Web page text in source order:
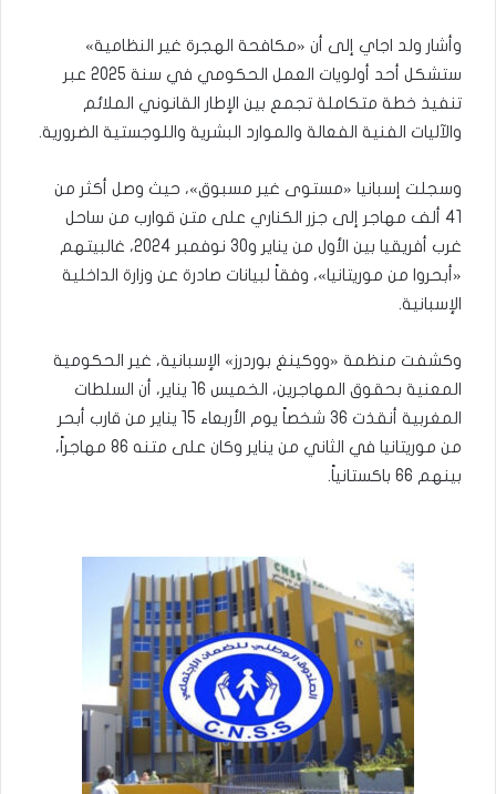
وأشار ولد اجاي إلى أن «مكافحة الهجرة غير النظامية»
ستشكل أحد أولويات العمل الحكومي في سنة 2025 عبر
تنفيذ خطة متكاملة تجمع بين الإطار القانوني الملائم
والآليات الفنية الفعالة والموارد البشرية واللوجستية الضرورية.
وسجلت إسبانيا «مستوى غير مسبوق»، حيث وصل أكثر من
41 ألف مهاجر إلى جزر الكناري على متن قوارب من ساحل
غرب أفريقيا بين الأول من يناير و30 نوفمبر 2024، غالبيتهم
«أبحروا من موريتانيا»، وفقاً لبيانات صادرة عن وزارة الداخلية
الإسبانية.
وكشفت منظمة «ووكينغ بوردرز» الإسبانية، غير الحكومية
المعنية بحقوق المهاجرين، الخميس 16 يناير، أن السلطات
المغربية أنقذت 36 شخصاً يوم الأربعاء 15 يناير من قارب أبحر
من موريتانيا في الثاني من يناير وكان على متنه 86 مهاجراً،
بينهم 66 باكستانياً.